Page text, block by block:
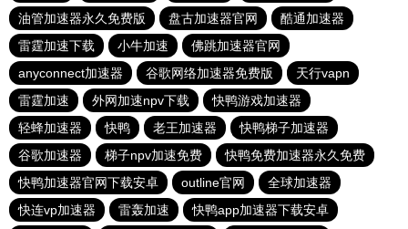
油管加速器永久免费版
盘古加速器官网
酷通加速器
雷霆加速下载
小牛加速
佛跳加速器官网
anyconnect加速器
谷歌网络加速器免费版
天行vapn
雷霆加速
外网加速npv下载
快鸭游戏加速器
轻蜂加速器
快鸭 老王加速器
快鸭梯子加速器
谷歌加速器
梯子npv加速免费
快鸭免费加速器永久免费
快鸭加速器官网下载安卓
outline官网
全球加速器
快连vp加速器
雷轰加速
快鸭app加速器下载安卓